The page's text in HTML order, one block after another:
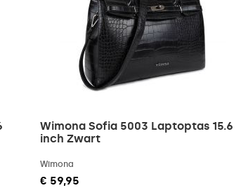
Wimona Sofia 5003 Laptoptas 15.6
inch Zwart
Wimona
€ 59,95